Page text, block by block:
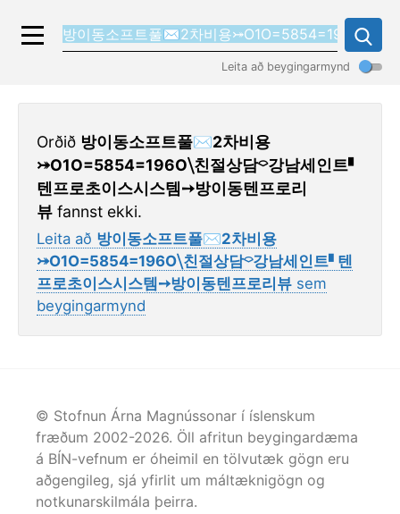
Leita að beygingarmynd
Orðið 방이동소프트풀✉2차비용
⤖O1O=5854=196O⧹친절상담⌔강남세인트▘
텐프로초이스시스템➙방이동텐프로리
뷰 fannst ekki.
Leita að 방이동소프트풀✉2차비용
⤖O1O=5854=196O⧹친절상담⌔강남세인트▘텐
프로초이스시스템➙방이동텐프로리뷰 sem
beygingarmynd
© Stofnun Árna Magnússonar í íslenskum
fræðum 2002-2026. Öll afritun beygingardæma
á BÍN-vefnum er óheimil en tölvutæk gögn eru
aðgengileg, sjá yfirlit um máltæknigögn og
notkunarskilmála þeirra.